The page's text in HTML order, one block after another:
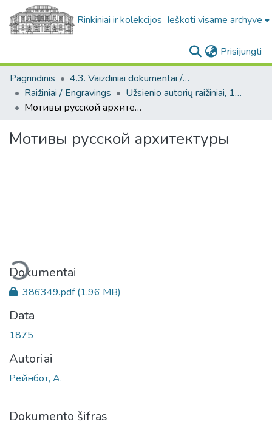
Rinkiniai ir kolekcijos Ieškoti visame archyve
Prisijungti
Pagrindinis
4.3. Vaizdiniai dokumentai / Visual documents
Raižiniai / Engravings
Užsienio autorių raižiniai, 19 a. / Engravings by foreign artists, 19th century.
Мотивы русской архитектуры
Мотивы русской архитектуры
Dokumentai
386349.pdf(1.96 MB)
Data
1875
Autoriai
Рейнбот, А.
Dokumento šifras